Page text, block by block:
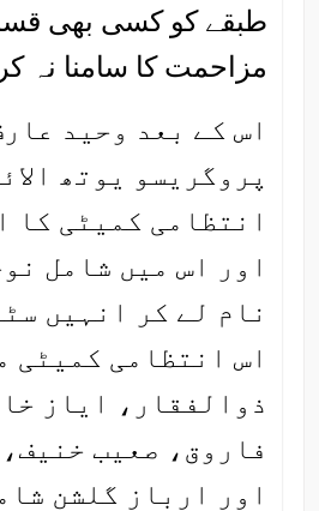
طبقے کو کسی بھی
مزاحمت کا سامنا نہ
اس کے بعد وحید
پروگریسو یوتھ
انتظامی کمیٹی کا
اور اس میں شامل
نام لے کر انہیں
اس انتظامی کمیٹی
ذوالفقار، ایاز
فاروق، صعیب
اور ارباز گلشن